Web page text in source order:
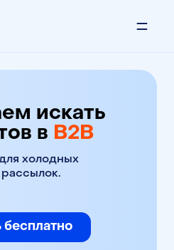
искать
в B2B
холодных
рассылок.
бесплатно